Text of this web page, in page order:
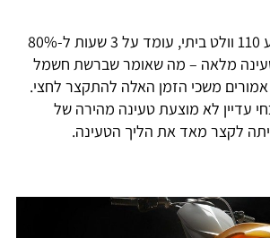
משך הטעינה, משקע 110 וולט ביתי, עומד על 3 שעות ל-80%
שעות לטעינה מלאה – מה שאומר שברשת חשמל
אמורים משכי הזמן האלה להתקצר לחצי.
עדיין לא מוצעת טעינה מהירה של
לקצר מאד את הליך הטעינה.